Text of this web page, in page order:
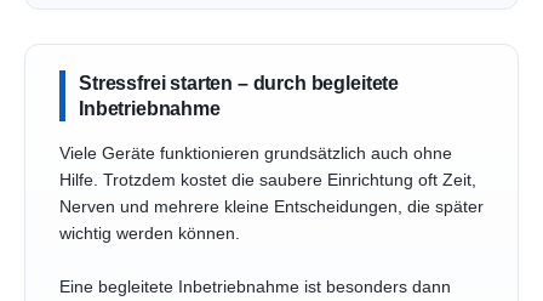
Stressfrei starten – durch begleitete
Inbetriebnahme
Viele Geräte funktionieren grundsätzlich auch ohne
Hilfe. Trotzdem kostet die saubere Einrichtung oft Zeit,
Nerven und mehrere kleine Entscheidungen, die später
wichtig werden können.
Eine begleitete Inbetriebnahme ist besonders dann